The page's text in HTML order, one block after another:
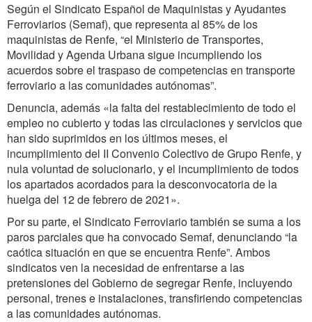
Según el Sindicato Español de Maquinistas y Ayudantes
Ferroviarios (Semaf), que representa al 85% de los
maquinistas de Renfe, “el Ministerio de Transportes,
Movilidad y Agenda Urbana sigue incumpliendo los
acuerdos sobre el traspaso de competencias en transporte
ferroviario a las comunidades autónomas”.
Denuncia, además «la falta del restablecimiento de todo el
empleo no cubierto y todas las circulaciones y servicios que
han sido suprimidos en los últimos meses, el
incumplimiento del II Convenio Colectivo de Grupo Renfe, y
nula voluntad de solucionarlo, y el incumplimiento de todos
los apartados acordados para la desconvocatoria de la
huelga del 12 de febrero de 2021».
Por su parte, el Sindicato Ferroviario también se suma a los
paros parciales que ha convocado Semaf, denunciando “la
caótica situación en que se encuentra Renfe”. Ambos
sindicatos ven la necesidad de enfrentarse a las
pretensiones del Gobierno de segregar Renfe, incluyendo
personal, trenes e instalaciones, transfiriendo competencias
a las comunidades autónomas.